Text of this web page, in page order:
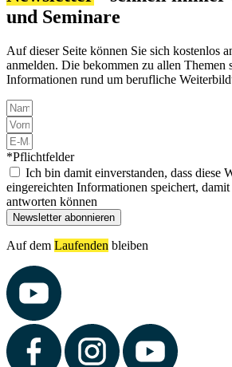
und Seminare
Auf dieser Seite können Sie sich kostenlos
anmelden. Die bekommen zu allen Themen
Informationen rund um berufliche
*Pflichtfelder
Ich bin damit einverstanden, dass diese
eingereichten Informationen speichert,
antworten können
Newsletter abonnieren
Auf dem Laufenden bleiben